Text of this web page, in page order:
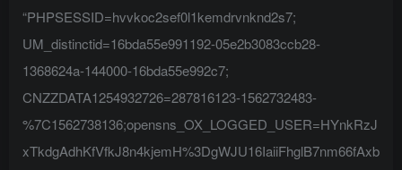
“PHPSESSID=hvvkoc2sef0l1kemdrvnknd2s7;
UM_distinctid=16bda55e991192-05e2b3083ccb28-
1368624a-144000-16bda55e992c7;
CNZZDATA1254932726=287816123-1562732483-
%7C1562738136;opensns_OX_LOGGED_USER=HYnkRzJ
xTkdgAdhKfVfkJ8n4kjemH%3DgWJU16IaiiFhglB7nm66fAxb